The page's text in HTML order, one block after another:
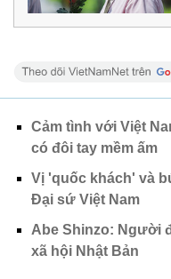
Cảm tình với Việt
có đôi tay mềm ấm
Vị 'quốc khách' và
Đại sứ Việt Nam
Abe Shinzo: Người
xã hội Nhật Bản